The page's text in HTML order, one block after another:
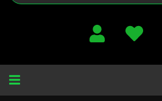
Alternar